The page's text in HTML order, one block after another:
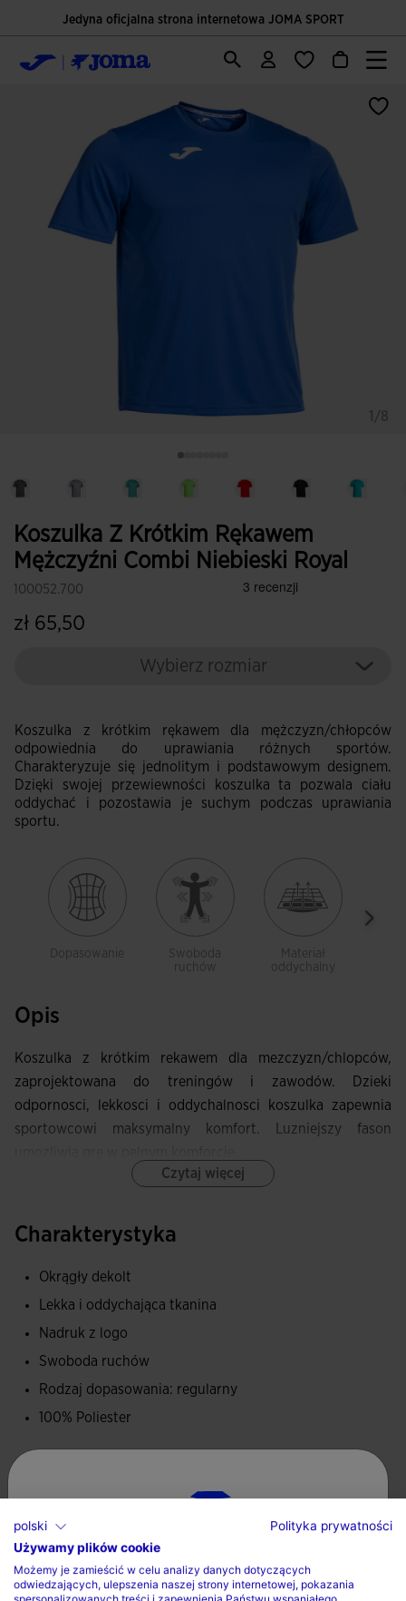
Jedyna oficjalna strona internetowa JOMA SPORT
Koszulka Z Krótkim Rękawem
Mężczyźni Combi Niebieski Royal
100052.700
zł 65,50
Wybierz rozmiar
Koszulka z krótkim rękawem dla mężczyzn/chłopców
odpowiednia do uprawiania różnych sportów.
Charakteryzuje się jednolitym i podstawowym designem.
Dzięki swojej przewiewności koszulka ta pozwala ciału
oddychać i pozostawia je suchym podczas uprawiania
sportu.
Dopasowanie
Swoboda
ruchów
Materiał
oddychalny
Opis
Koszulka z krótkim rekawem dla mezczyzn/chlopców,
zaprojektowana do treningów i zawodów. Dzieki
odpornosci, lekkosci i oddychalnosci koszulka zapewnia
sportowcowi maksymalny komfort. Luzniejszy fason
koszulka pozwala sportowcowi na pelna swobode ruchów.
Logo Joma w sitodruku.
Czytaj więcej
Charakterystyka
Okrągły dekolt
Lekka i oddychająca tkanina
Nadruk z logo
Swoboda ruchów
Rodzaj dopasowania: regularny
100% Poliester
Nie stosowac wybielacza
Nie suszyc w suszarce bebnowej
Wybierz kraj oraz język
Kraj
polski
Polityka prywatności
Używamy plików cookie
Możemy je zamieścić w celu analizy danych dotyczących
odwiedzających, ulepszenia naszej strony internetowej, pokazania